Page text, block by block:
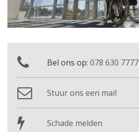
Bel ons op: 078 630 7777
Stuur ons een mail
Schade melden